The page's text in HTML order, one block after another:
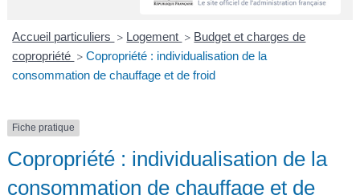
R
E
Accueil particuliers > Logement > Budget et charges de
copropriété > Copropriété : individualisation de la
consommation de chauffage et de froid
Fiche pratique
Copropriété : individualisation de la
consommation de chauffage et de